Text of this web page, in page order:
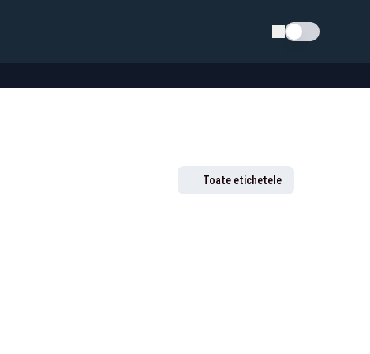
Schimba tema
Toate etichetele